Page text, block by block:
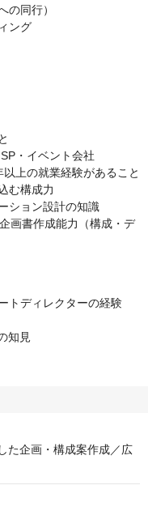
の同行）
ング
・イベント会社
上の就業経験があること
む構成力
ション設計の知識
画書作成能力（構成・デ
トディレクターの経験
知見
た企画・構成案作成／広